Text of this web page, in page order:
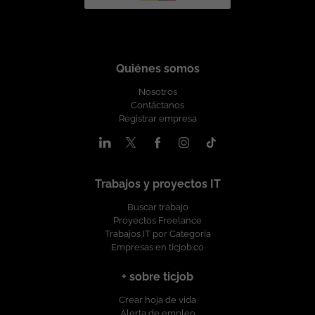
Quiénes somos
Nosotros
Contáctanos
Registrar empresa
Trabajos y proyectos IT
Buscar trabajo
Proyectos Freelance
Trabajos IT por Categoría
Empresas en ticjob.co
+ sobre ticjob
Crear hoja de vida